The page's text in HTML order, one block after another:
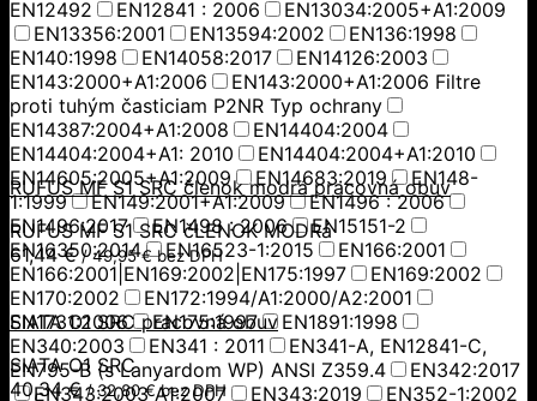
EN12492
EN12841 : 2006
EN13034:2005+A1:2009
EN13356:2001
EN13594:2002
EN136:1998
EN140:1998
EN14058:2017
EN14126:2003
EN143:2000+A1:2006
EN143:2000+A1:2006 Filtre
proti tuhým časticiam P2NR Typ ochrany
EN14387:2004+A1:2008
EN14404:2004
EN14404:2004+A1: 2010
EN14404:2004+A1:2010
EN14605:2005+A1:2009
EN14683:2019
EN148-
1:1999
EN149:2001+A1:2009
EN1496 : 2006
EN1496:2017
EN1498 : 2006
EN15151-2
EN16350:2014
EN16523-1:2015
EN166:2001
EN166:2001|EN169:2002|EN175:1997
EN169:2002
EN170:2002
EN172:1994/A1:2000/A2:2001
EN1731:2006
EN175:1997
EN1891:1998
EN340:2003
EN341 : 2011
EN341-A, EN12841-C,
EN795-B (s Lanyardom WP) ANSI Z359.4
EN342:2017
EN343:2003 A1:2007
EN343:2019
EN352-1:2002
RUFUS MF S1 SRC členok modrá pracovná obuv
RUFUS MF S1 SRC čLENOK MODRá
61,44€/49,95€bez DPH
SIATA O1 SRC pracovná obuv
SIATA O1 SRC
40,34€/32,80€bez DPH